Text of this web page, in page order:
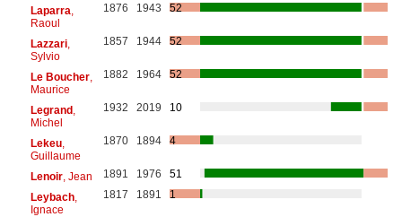
Laparra
Raoul
1876 1943 52
Lazzari,
Sylvio
1857 1944 52
Le Boucher,
Maurice
1882 1964 52
Legrand,
Michel
1932 2019 10
Lekeu,
Guillaume
1870 1894 4
Lenoir, Jean 1891 1976
51
Leybach,
Ignace
1817 1891 1